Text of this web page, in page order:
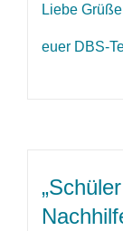
Liebe
euer DBS-